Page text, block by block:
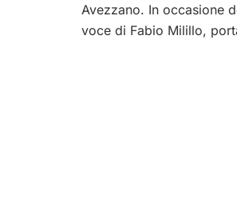
Avezzano. In occasione
voce di Fabio Milillo,